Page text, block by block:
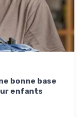
bonne base
enfants